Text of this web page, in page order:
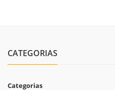
CATEGORIAS
Categorias